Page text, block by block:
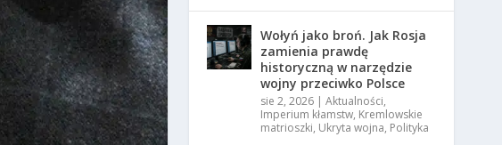
Wołyń jako broń. Jak Rosja
zamienia prawdę
historyczną w narzędzie
wojny przeciwko Polsce
sie 2, 2026 |Aktualności,
Imperium kłamstw, Kremlowskie
matrioszki, Ukryta wojna, Polityka